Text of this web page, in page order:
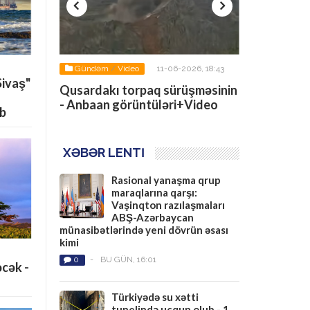
-
olan
-
Gündəm / Video 11-06-2026, 18:43
Qusardakı torpaq sürüşməsinin
- Anbaan görüntüləri+Video
XƏBƏR LENTİ
Rasional yanaşma qrup
maraqlarına qarşı:
Vaşinqton razılaşmaları
ABŞ-Azərbaycan
münasibətlərində yeni dövrün əsası
kimi
0 - BU GÜN, 16:01
Türkiyədə su xətti